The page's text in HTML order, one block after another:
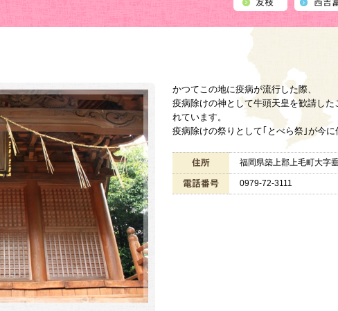
かつてこの地に疫病が流行した際、
疫病除けの神として牛頭天皇を歓請し
れています。
疫病除けの祭りとして｢とべら祭｣が今に
福岡県築上郡上毛町大字
0979-72-3111